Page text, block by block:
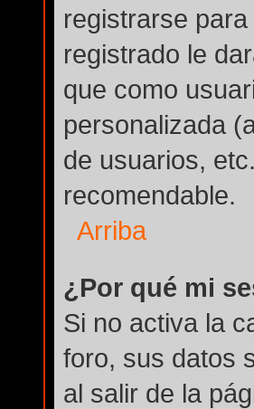
registrarse
registrado le
que como
personalizada
de usuarios,
recomendable.
Arriba
¿Por qué mi
Si no activa la
foro, sus datos
al salir de la